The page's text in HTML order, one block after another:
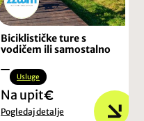
Biciklističke ture s
vodičem ili samostalno
Usluge
Na upit
Pogledaj detalje